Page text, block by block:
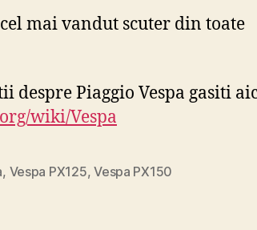
cel mai vandut scuter din toate
Piaggio Vespa gasiti
wiki/Vespa
, Vespa PX125,Vespa PX150